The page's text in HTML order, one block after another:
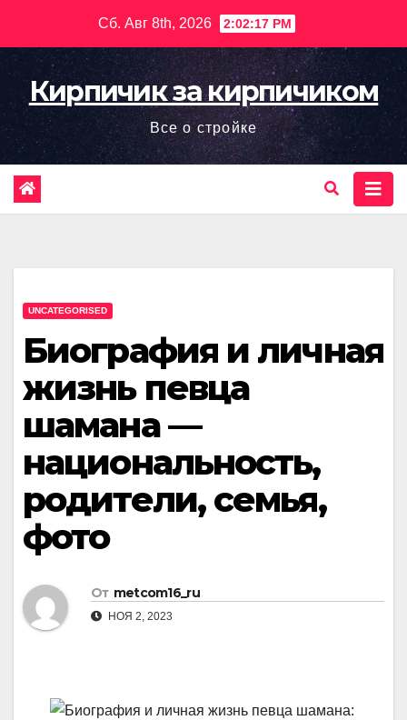
содержимому
Сб. Авг 8th, 2026 2:02:18 PM
Кирпичик за кирпичиком
Все о стройке
UNCATEGORISED
Биография и личная
жизнь певца
шамана —
национальность,
родители, семья,
фото
От metcom16_ru
НОЯ 2, 2023